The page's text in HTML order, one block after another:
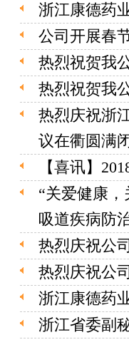
浙江康德药
公司开展春
热烈祝贺我
热烈祝贺我
热烈庆祝浙
议在衢圆满
【喜讯】
“关爱健康
吸道疾病防
热烈庆祝公
热烈庆祝公
浙江康德药
浙江省委副